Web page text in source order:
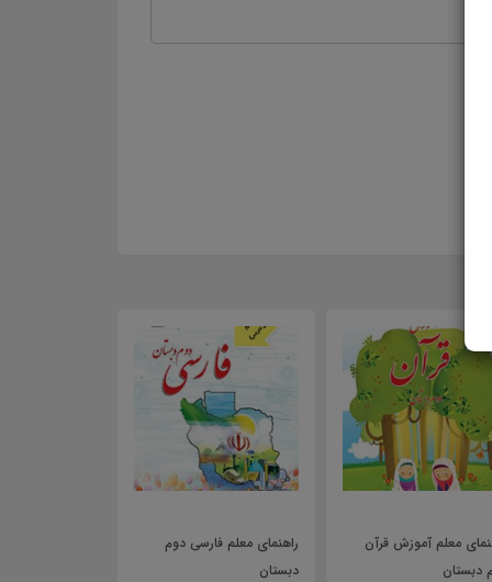
معلم آموزش قرآن
دبستان
راهنمای معلم فارسی دوم
دبستان